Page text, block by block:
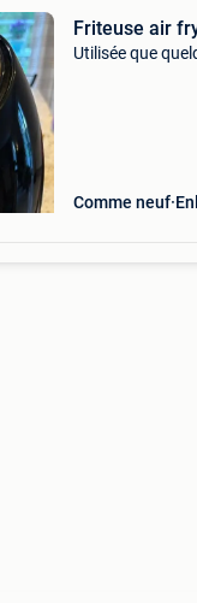
Friteuse air
Utilisée que
Comme neuf